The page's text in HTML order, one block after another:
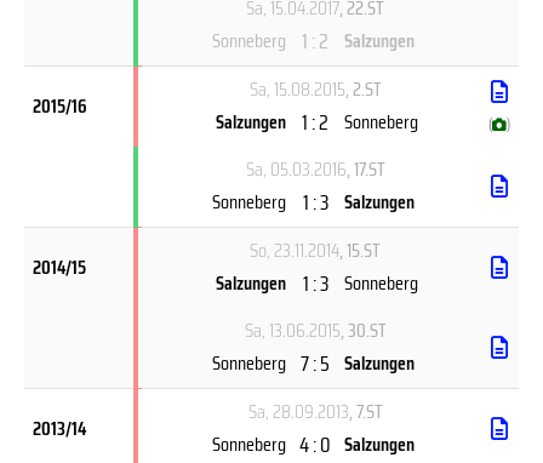
Sa, 15.04.2017, 22.ST
Sonneberg 1 : 2 Salzungen
2015/16
Sa, 15.08.2015, 2.ST
Salzungen 1 : 2 Sonneberg ( )
Sa, 05.03.2016, 17.ST
Sonneberg 1 : 3 Salzungen
2014/15
So, 23.11.2014, 15.ST
Salzungen 1 : 3 Sonneberg
Sa, 13.06.2015, 30.ST
Sonneberg 7 : 5 Salzungen
2013/14
Sa, 28.09.2013, 7.ST
Sonneberg 4 : 0 Salzungen